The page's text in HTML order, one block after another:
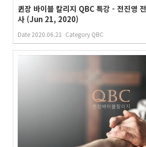
퀸장 바이블 칼리지 QBC 특강 - 전진영
사 (Jun 21, 2020)
Date 2020.06.21 Category QBC